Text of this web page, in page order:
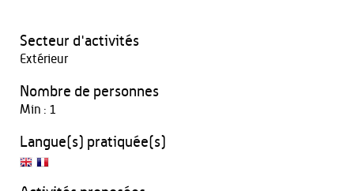
Secteur d'activités
Extérieur
Nombre de personnes
Min : 1
Langue(s) pratiquée(s)